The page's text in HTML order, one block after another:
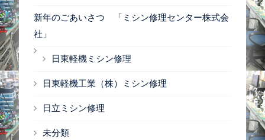
新年のごあいさつ 「ミシン修理センター株式会
社」
日東軽機ミシン修理
日東軽機工業（株）ミシン修理
日立ミシン修理
未分類